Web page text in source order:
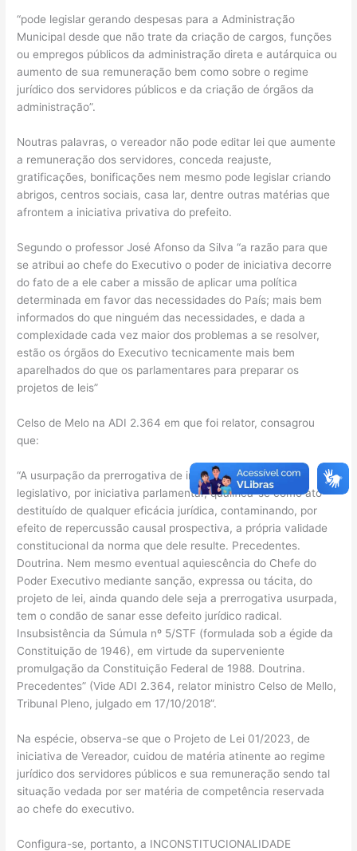
“pode legislar gerando despesas para a Administração
Municipal desde que não trate da criação de cargos, funções
ou empregos públicos da administração direta e autárquica ou
aumento de sua remuneração bem como sobre o regime
jurídico dos servidores públicos e da criação de órgãos da
administração”.
Noutras palavras, o vereador não pode editar lei que aumente
a remuneração dos servidores, conceda reajuste,
gratificações, bonificações nem mesmo pode legislar criando
abrigos, centros sociais, casa lar, dentre outras matérias que
afrontem a iniciativa privativa do prefeito.
Segundo o professor José Afonso da Silva “a razão para que
se atribui ao chefe do Executivo o poder de iniciativa decorre
do fato de a ele caber a missão de aplicar uma política
determinada em favor das necessidades do País; mais bem
informados do que ninguém das necessidades, e dada a
complexidade cada vez maior dos problemas a se resolver,
estão os órgãos do Executivo tecnicamente mais bem
aparelhados do que os parlamentares para preparar os
projetos de leis”
Celso de Melo na ADI 2.364 em que foi relator, consagrou
que:
“A usurpação da prerrogativa de instaurar o processo
legislativo, por iniciativa parlamentar, qualifica-se como ato
destituído de qualquer eficácia jurídica, contaminando, por
efeito de repercussão causal prospectiva, a própria validade
constitucional da norma que dele resulte. Precedentes.
Doutrina. Nem mesmo eventual aquiescência do Chefe do
Poder Executivo mediante sanção, expressa ou tácita, do
projeto de lei, ainda quando dele seja a prerrogativa usurpada,
tem o condão de sanar esse defeito jurídico radical.
Insubsistência da Súmula nº 5/STF (formulada sob a égide da
Constituição de 1946), em virtude da superveniente
promulgação da Constituição Federal de 1988. Doutrina.
Precedentes” (Vide ADI 2.364, relator ministro Celso de Mello,
Tribunal Pleno, julgado em 17/10/2018”.
Na espécie, observa-se que o Projeto de Lei 01/2023, de
iniciativa de Vereador, cuidou de matéria atinente ao regime
jurídico dos servidores públicos e sua remuneração sendo tal
situação vedada por ser matéria de competência reservada
ao chefe do executivo.
Configura-se, portanto, a INCONSTITUCIONALIDADE